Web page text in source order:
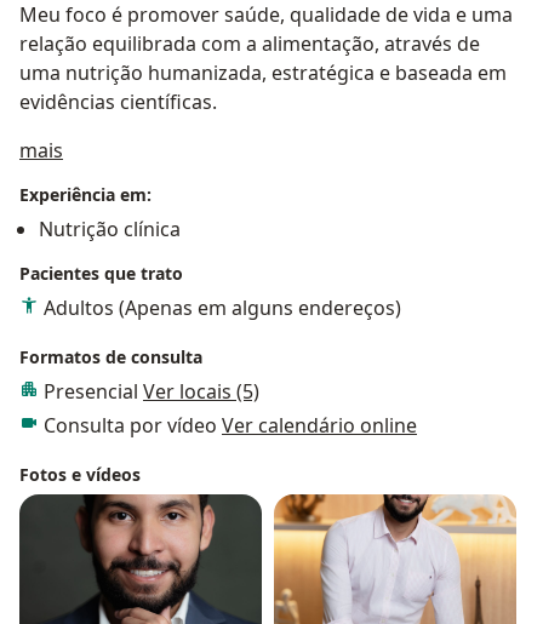
Meu foco é promover saúde, qualidade de vida e uma
relação equilibrada com a alimentação, através de
uma nutrição humanizada, estratégica e baseada em
evidências científicas.
mais
Experiência em:
Nutrição clínica
Pacientes que trato
Adultos (Apenas em alguns endereços)
Formatos de consulta
Presencial Ver locais (5)
Consulta por vídeo Ver calendário online
Fotos e vídeos